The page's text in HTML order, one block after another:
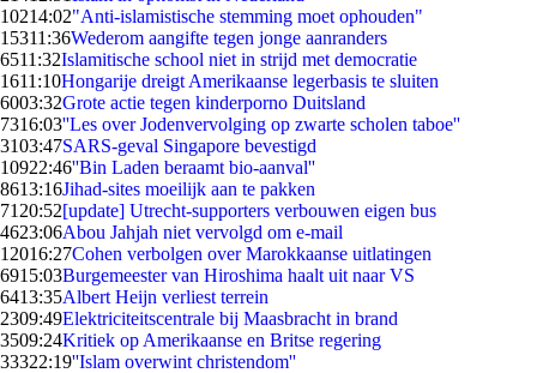
10214:02"Anti-islamistische stemming moet ophouden"
15311:36Wederom aangifte tegen jonge aanranders
6511:32Islamitische school niet in strijd met democratie
1611:10Hongarije dreigt Amerikaanse legerbasis te sluiten
6003:32Grote actie tegen kinderporno Duitsland
7316:03''Les over Jodenvervolging op zwarte scholen taboe''
3103:47SARS-geval Singapore bevestigd
10922:46''Bin Laden beraamt bio-aanval''
8613:16Jihad-sites moeilijk aan te pakken
71 20:52[update] Utrecht-supporters verbouwen eigen bus
4623:06Abou Jahjah niet vervolgd om e-mail
12016:27Cohen verbolgen over Marokkaanse uitlatingen
6915:03Burgemeester van Hiroshima haalt uit naar VS
6413:35Albert Heijn verliest terrein
2309:49Elektriciteitscentrale bij Maasbracht in brand
3509:24Kritiek op Amerikaanse en Britse regering
33322:19''Islam overwint christendom''